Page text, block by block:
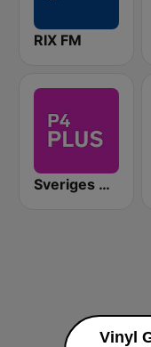
RIX FM
Sveriges Radio P4 Plus
Vinyl